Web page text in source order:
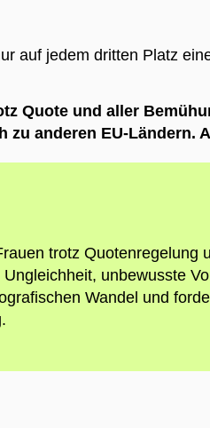
auf jedem dritten Platz
Quote und aller
zu anderen EU-Ländern.
trotz
unbewusste
Wandel und